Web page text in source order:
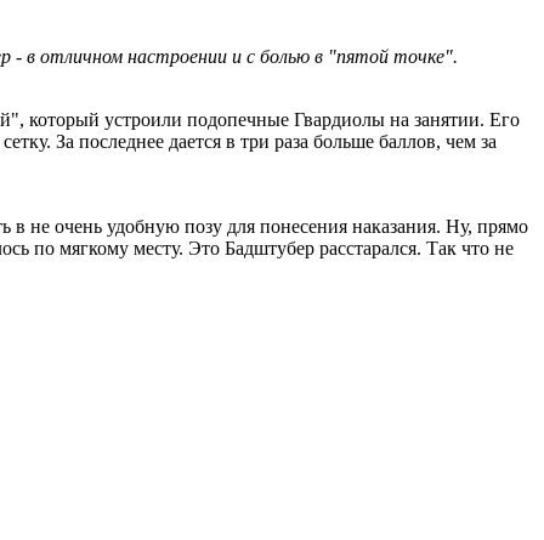
- в отличном настроении и с болью в "пятой точке".
который устроили подопечные Гвардиолы на занятии. Его
За последнее дается в три раза больше баллов, чем за
в не очень удобную позу для понесения наказания. Ну, прямо
по мягкому месту. Это Бадштубер расстарался. Так что не